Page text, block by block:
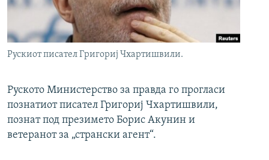
РСЕ веб страници
Рускиот писател Григориј Чхартишвили.
Руското Министерство за правда гo прогласи
познатиот писател Григориј Чхартишвили,
познат под презимето Борис Акунин и
ветеранот за „странски агент“.